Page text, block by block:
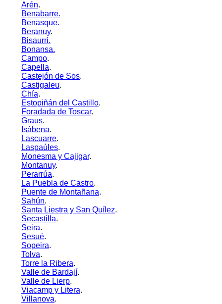
Arén.
Benabarre.
Benasque.
Beranuy.
Bisaurri.
Bonansa.
Campo.
Capella.
Castejón de Sos.
Castigaleu.
Chía.
Estopiñán del Castillo.
Foradada de Toscar.
Graus.
Isábena.
Lascuarre.
Laspaúles.
Monesma y Cajigar.
Montanuy.
Perarrúa.
La Puebla de Castro.
Puente de Montañana.
Sahún.
Santa Liestra y San Quílez.
Secastilla.
Seira.
Sesué.
Sopeira.
Tolva.
Torre la Ribera.
Valle de Bardají.
Valle de Lierp.
Viacamp y Litera.
Villanova.